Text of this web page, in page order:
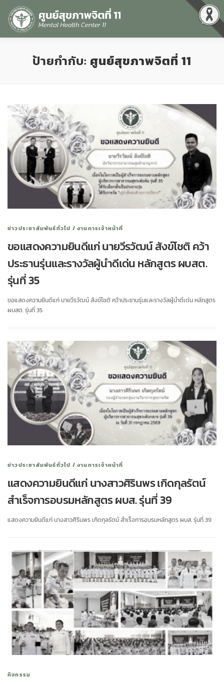
Menu
หน้าแรก เกี่ยวกับเรา คุณธรรมและความโปร่งใส
คู่มือ สำหรับบุคลากร
ป้ายกำกับ: ศูนย์สุขภาพจิตที่ 11
ข่าวประชาสัมพันธ์ทั่วไป /งานการเจ้าหน้าที่
ขอแสดงความยินดีแก่ นายวีรวัฒน์ สังข์โชติ คว้า
ประธานรุ่นและรางวัลผู้นำดีเด่น หลักสูตร ผบสต.
รุ่นที่ 35
ขอแสดงความยินดีแก่ นายวีรวัฒน์ สังข์โชติ คว้าประธานรุ่นและรางวัลผู้นำดีเด่น หลักสูตร
ผบสต. รุ่นที่ 35
ข่าวประชาสัมพันธ์ทั่วไป /งานการเจ้าหน้าที่
แสดงความยินดีแก่ นางสาวศิรินพร เกิดกุลรัตน์
สำเร็จการอบรมหลักสูตร ผบส. รุ่นที่ 39
แสดงความยินดีแก่ นางสาวศิรินพร เกิดกุลรัตน์ สำเร็จการอบรมหลักสูตร ผบส. รุ่นที่ 39
กิจกรรม